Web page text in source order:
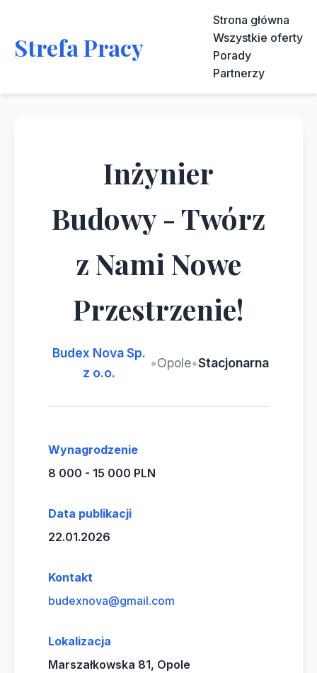
Strefa Pracy
Strona główna
Wszystkie oferty
Porady
Partnerzy
Inżynier
Budowy - Twórz
z Nami Nowe
Przestrzenie!
Budex Nova Sp.
z o.o.
•Opole•Stacjonarna
Wynagrodzenie
8 000 - 15 000 PLN
Data publikacji
22.01.2026
Kontakt
budexnova@gmail.com
Lokalizacja
Marszałkowska 81, Opole